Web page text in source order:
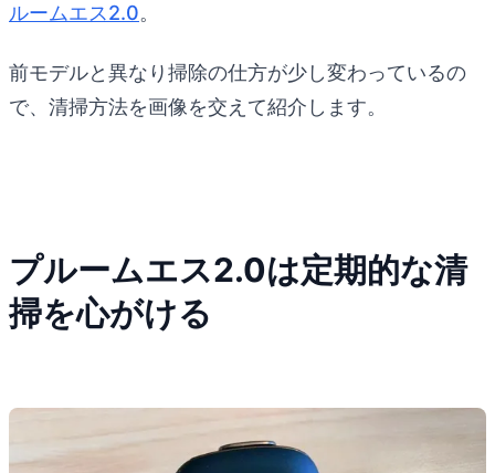
ルームエス2.0。
前モデルと異なり掃除の仕方が少し変わっているの
で、清掃方法を画像を交えて紹介します。
プルームエス2.0は定期的な清
掃を心がける